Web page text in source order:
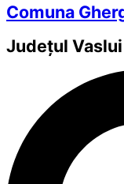
Comuna
Județul Vaslui